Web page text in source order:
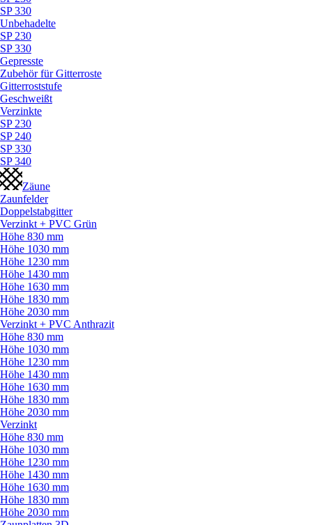
SP 330
Unbehadelte
SP 230
SP 330
Gepresste
Zubehör für Gitterroste
Gitterroststufe
Geschweißt
Verzinkte
SP 230
SP 240
SP 330
SP 340
Zäune
Zaunfelder
Doppelstabgitter
Verzinkt + PVC Grün
Höhe 830 mm
Höhe 1030 mm
Höhe 1230 mm
Höhe 1430 mm
Höhe 1630 mm
Höhe 1830 mm
Höhe 2030 mm
Verzinkt + PVC Anthrazit
Höhe 830 mm
Höhe 1030 mm
Höhe 1230 mm
Höhe 1430 mm
Höhe 1630 mm
Höhe 1830 mm
Höhe 2030 mm
Verzinkt
Höhe 830 mm
Höhe 1030 mm
Höhe 1230 mm
Höhe 1430 mm
Höhe 1630 mm
Höhe 1830 mm
Höhe 2030 mm